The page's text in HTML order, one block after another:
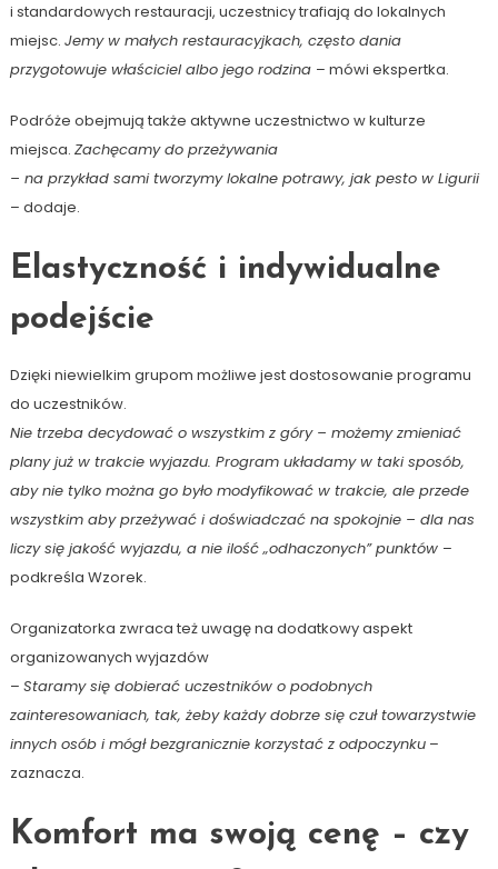
i standardowych restauracji, uczestnicy trafiają do lokalnych
miejsc. Jemy w małych restauracyjkach, często dania
przygotowuje właściciel albo jego rodzina – mówi ekspertka.
Podróże obejmują także aktywne uczestnictwo w kulturze
miejsca. Zachęcamy do przeżywania
– na przykład sami tworzymy lokalne potrawy, jak pesto w Ligurii
– dodaje.
Elastyczność i indywidualne
podejście
Dzięki niewielkim grupom możliwe jest dostosowanie programu
do uczestników.
Nie trzeba decydować o wszystkim z góry – możemy zmieniać
plany już w trakcie wyjazdu. Program układamy w taki sposób,
aby nie tylko można go było modyfikować w trakcie, ale przede
wszystkim aby przeżywać i doświadczać na spokojnie – dla nas
liczy się jakość wyjazdu, a nie ilość „odhaczonych” punktów –
podkreśla Wzorek.
Organizatorka zwraca też uwagę na dodatkowy aspekt
organizowanych wyjazdów
– Staramy się dobierać uczestników o podobnych
zainteresowaniach, tak, żeby każdy dobrze się czuł towarzystwie
innych osób i mógł bezgranicznie korzystać z odpoczynku–
zaznacza.
Komfort ma swoją cenę – czy